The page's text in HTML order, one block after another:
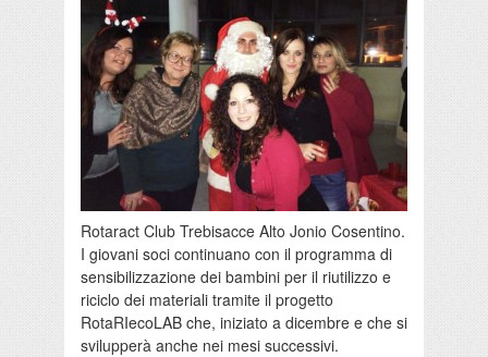
Rotaract Club Trebisacce Alto Jonio Cosentino.
I giovani soci continuano con il programma di
sensibilizzazione dei bambini per il riutilizzo e
riciclo dei materiali tramite il progetto
RotaRIecoLAB che, iniziato a dicembre e che si
svilupperà anche nei mesi successivi.